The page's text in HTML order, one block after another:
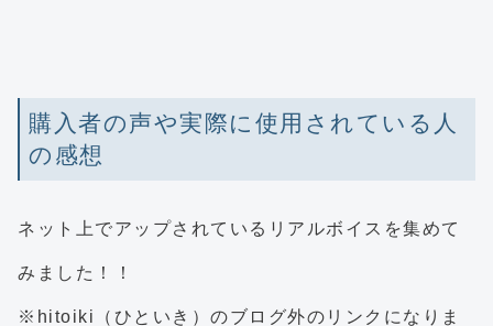
購入者の声や実際に使用されている人
の感想
ネット上でアップされているリアルボイスを集めて
みました！！
※hitoiki（ひといき）のブログ外のリンクになりま